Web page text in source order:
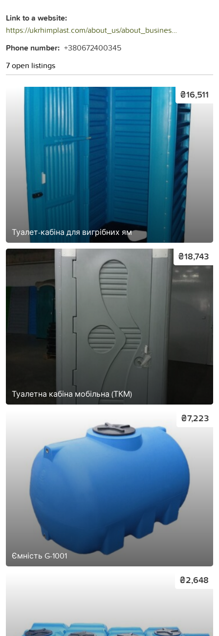
Link to a website:
https://ukrhimplast.com/about_us/about_business/
Phone number: +380672400345
7 open listings
Туалет-кабіна для вигрібних ям
₴16,511
Туалетна кабіна мобільна (ТКМ)
₴18,743
Ємність G-1001
₴7,223
₴2,648